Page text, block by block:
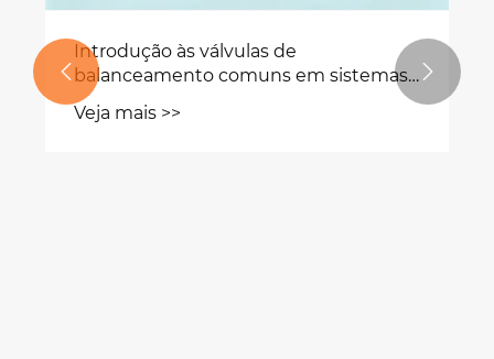
Introdução às válvulas de
balanceamento comuns em sistemas
HVAC
Veja mais >>
 